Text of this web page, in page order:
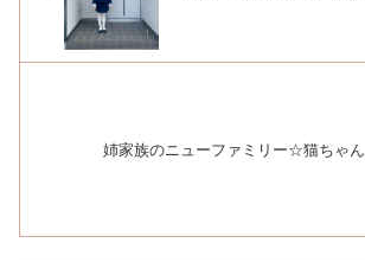
姉家族のニューファミリー☆猫ちゃん